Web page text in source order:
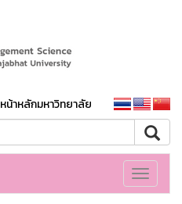
หน้าหลักมหาวิทยาลัย
Toggle